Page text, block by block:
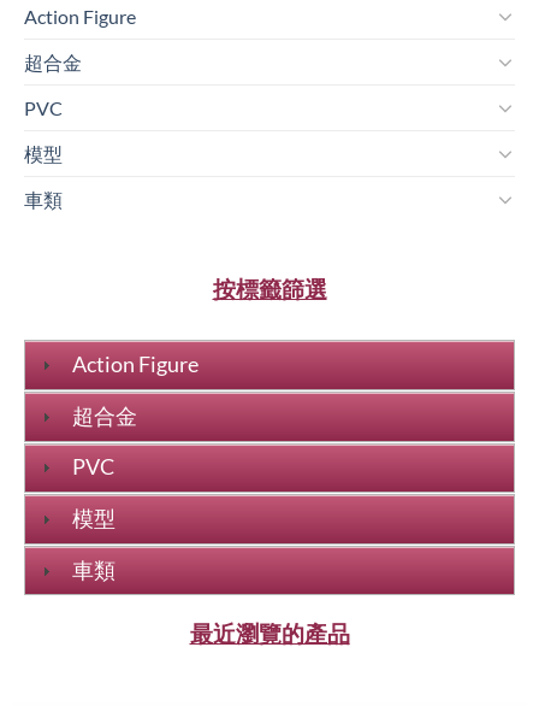
Action Figure
超合金
PVC
模型
車類
按標籤篩選
Action Figure
超合金
PVC
模型
車類
最近瀏覽的產品